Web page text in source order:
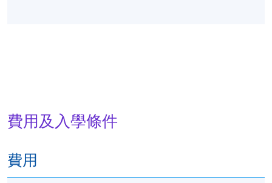
費用及入學條件
費用